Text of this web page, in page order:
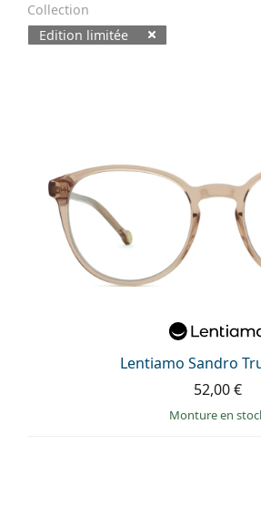
Collection
Edition limitée
Lentiamo Sandro
52,00 €
Monture en